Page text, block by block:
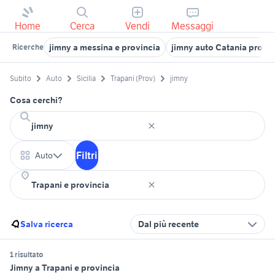
Home Cerca Vendi Messaggi
Ricerche jimny a messina e provincia jimny auto Catania
Subito Auto Sicilia Trapani (Prov) jimny
Cosa cerchi?
Auto Filtri
Salva ricerca Dal più recente
1 risultato
Jimny a Trapani e provincia